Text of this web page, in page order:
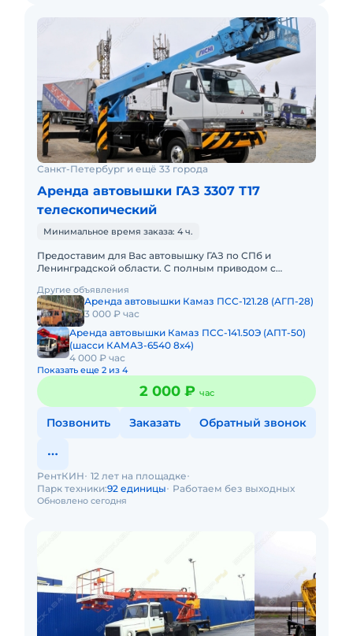
Санкт-Петербург и ещё 33 города
Аренда автовышки ГАЗ 3307 Т17
телескопический
Минимальное время заказа: 4 ч.
Предоставим для Вас автовышку ГАЗ по СПб и
Ленинградской области. С полным приводом с
12, 15, 18, 22, 30, 23, 3
Другие объявления
Аренда автовышки Камаз ПСС-121.28 (АГП-28)
3 000 ₽ час
Аренда автовышки Камаз ПСС-141.50Э (АПТ-50)
(шасси КАМАЗ-6540 8х4)
4 000 ₽ час
Показать еще 2 из 4
2 000 ₽ час
Позвонить Заказать Обратный звонок
Обновлено сегодня
РентКИН 12 лет на площадке
Парк техники:92 единицы Работаем без выходных